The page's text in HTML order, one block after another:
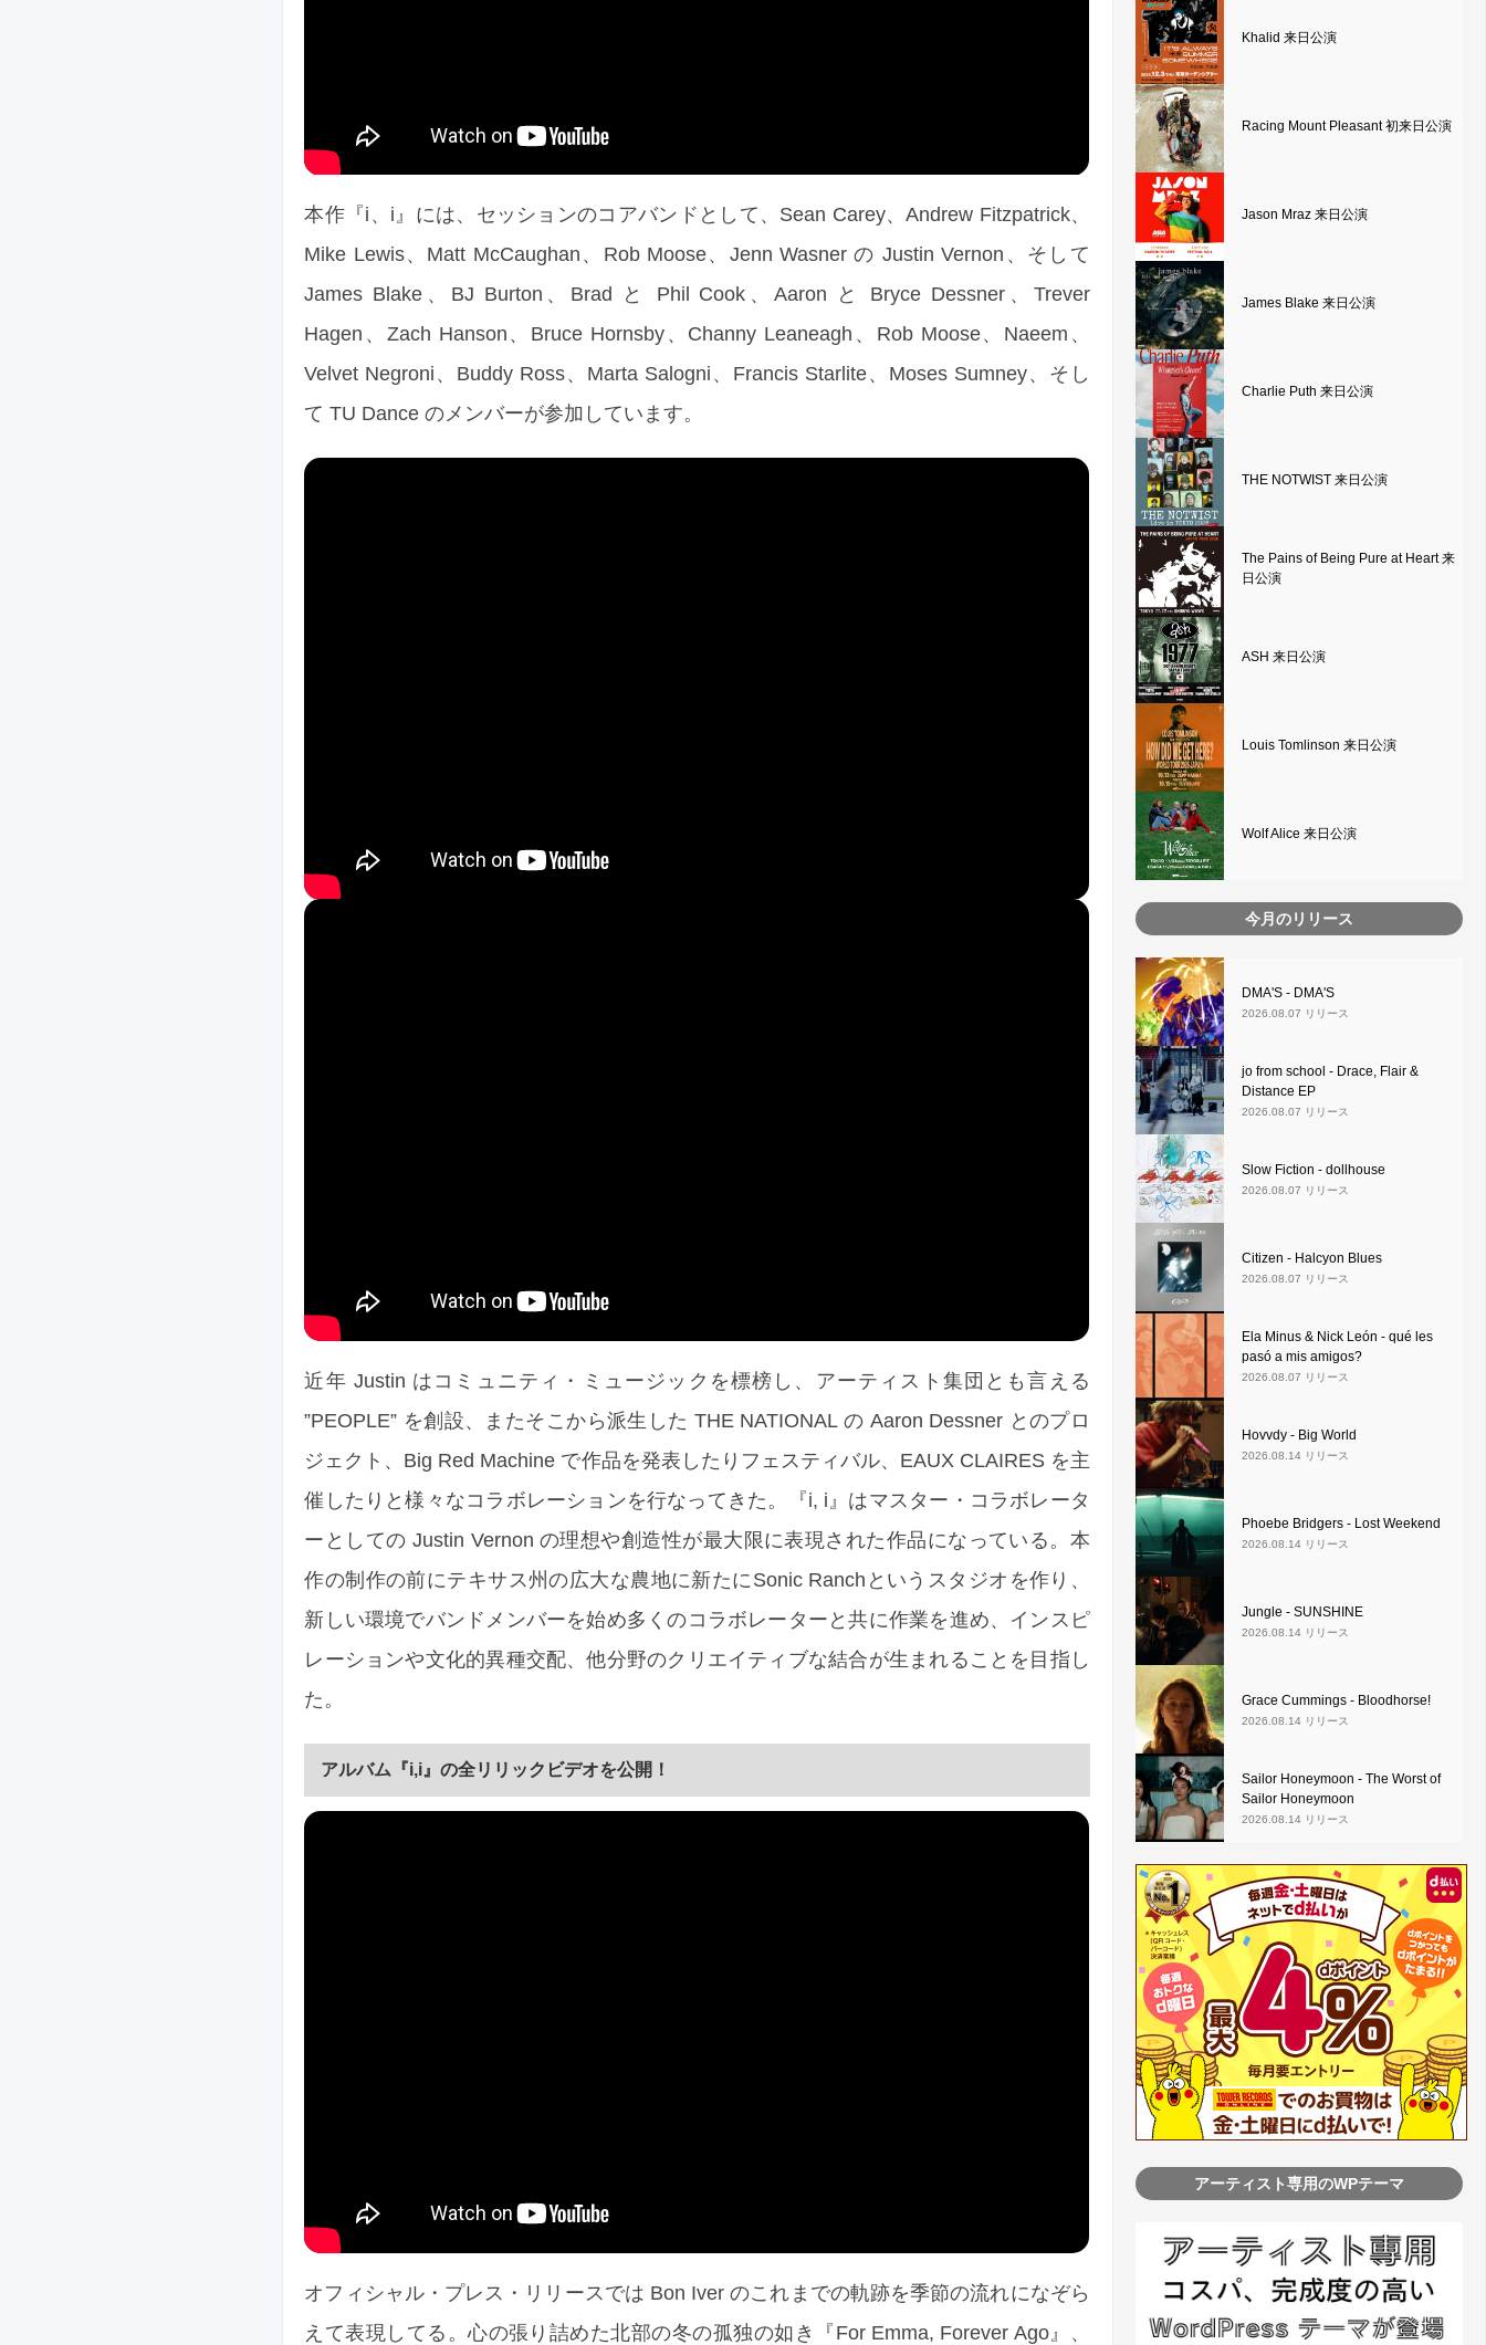
本作『i、i』には、セッションのコアバンドとして、Sean Carey、Andrew Fitzpatrick、
Mike Lewis、Matt McCaughan、Rob Moose、Jenn Wasner の Justin Vernon、そして
James Blake、BJ Burton、Brad と Phil Cook、Aaron と Bryce Dessner、Trever
Hagen、Zach Hanson、Bruce Hornsby、Channy Leaneagh、Rob Moose、Naeem、
Velvet Negroni、Buddy Ross、Marta Salogni、Francis Starlite、Moses Sumney、そし
て TU Dance のメンバーが参加しています。
近年 Justin はコミュニティ・ミュージックを標榜し、アーティスト集団とも言える
”PEOPLE” を創設、またそこから派生した THE NATIONAL の Aaron Dessner とのプロ
ジェクト、Big Red Machine で作品を発表したりフェスティバル、EAUX CLAIRES を主
催したりと様々なコラボレーションを行なってきた。『i, i』はマスター・コラボレータ
ーとしての Justin Vernon の理想や創造性が最大限に表現された作品になっている。本
作の制作の前にテキサス州の広大な農地に新たにSonic Ranchというスタジオを作り、
新しい環境でバンドメンバーを始め多くのコラボレーターと共に作業を進め、インスピ
レーションや文化的異種交配、他分野のクリエイティブな結合が生まれることを目指し
た。
アルバム『i,i』の全リリックビデオを公開！
オフィシャル・プレス・リリースでは Bon Iver のこれまでの軌跡を季節の流れになぞら
えて表現してる。心の張り詰めた北部の冬の孤独の如き『For Emma, Forever Ago』、
Khalid 来日公演
Racing Mount Pleasant 初来日公演
Jason Mraz 来日公演
James Blake 来日公演
Charlie Puth 来日公演
THE NOTWIST 来日公演
The Pains of Being Pure at Heart 来
日公演
ASH 来日公演
Louis Tomlinson 来日公演
Wolf Alice 来日公演
今月のリリース
DMA'S - DMA'S
2026.08.07 リリース
jo from school - Drace, Flair &
Distance EP
2026.08.07 リリース
Slow Fiction - dollhouse
2026.08.07 リリース
Citizen - Halcyon Blues
2026.08.07 リリース
Ela Minus & Nick León - qué les
pasó a mis amigos?
2026.08.07 リリース
Hovvdy - Big World
2026.08.14 リリース
Phoebe Bridgers - Lost Weekend
2026.08.14 リリース
Jungle - SUNSHINE
2026.08.14 リリース
Grace Cummings - Bloodhorse!
2026.08.14 リリース
Sailor Honeymoon - The Worst of
Sailor Honeymoon
2026.08.14 リリース
アーティスト専用のWPテーマ